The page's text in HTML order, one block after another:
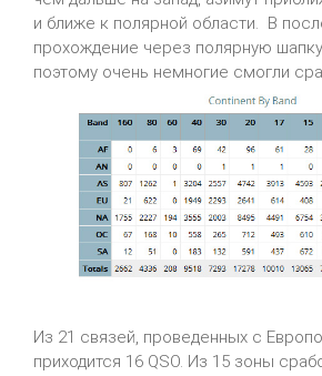
и ближе к полярной области. В
прохождение через полярную
поэтому очень немногие смогли
Из 21 связей, проведенных с
приходится 16 QSO. Из 15 зоны